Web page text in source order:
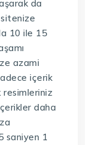
da
10 ile 15
azami
içerik
resimleriniz
daha
saniyen 1